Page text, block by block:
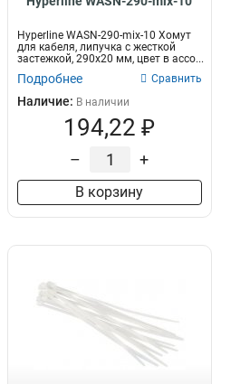
Hyperline WASN-290-mix-10 Хомут
для кабеля, липучка с жесткой
застежкой, 290x20 мм, цвет в ассо...
Подробнее Сравнить
Наличие: В наличии
194,22 ₽
– +
В корзину